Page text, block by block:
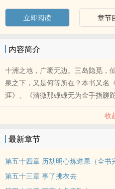
立即阅读 章节
内容简介
十洲之地，广袤无边。三岛隐觅，
泉之下，又是何等所在？本书又名
涯》、《清微那碌碌无为金手指蹉
收
最新章节
第五十四章 历劫明心炼道果（全书
第五十三章 事了拂衣去